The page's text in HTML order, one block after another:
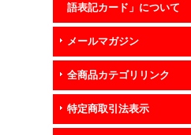
語表記カード」について
メールマガジン
全商品カテゴリリンク
特定商取引法表示